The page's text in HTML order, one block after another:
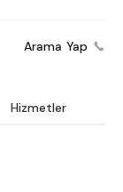
Arama Yap
Hizmetler